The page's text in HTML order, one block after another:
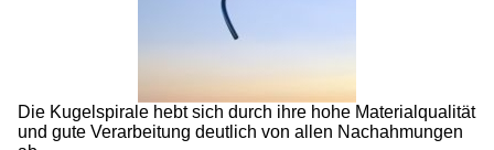
Die Kugelspirale hebt sich durch ihre hohe Materialqualität
und gute Verarbeitung deutlich von allen Nachahmungen